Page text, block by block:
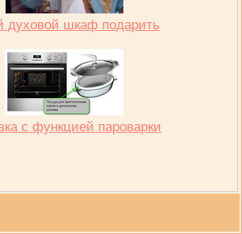
духовой шкаф подарить
с функцией пароварки